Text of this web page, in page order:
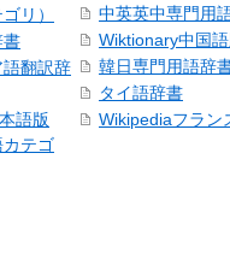
リ）
書
翻訳辞
語版
カテゴ
中英英中専門用
Wiktionary中国
韓日専門用語辞
タイ語辞書
Wikipediaフラン